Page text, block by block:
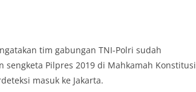
tim gabungan TNI-Polri sudah
Pilpres 2019 di Mahkamah Konstitusi
masuk ke Jakarta.